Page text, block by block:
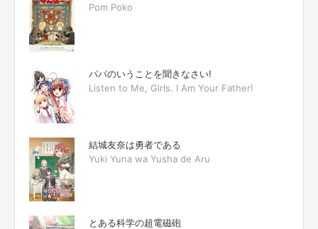
Pom Poko
パパのいうことを聞きなさい!
Listen to Me, Girls. I Am Your Father!
結城友奈は勇者である
Yuki Yuna wa Yusha de Aru
とある科学の超電磁砲